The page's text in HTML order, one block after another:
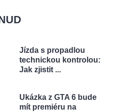
Jízda s propadlou
technickou kontrolou:
Jak zjistit ...
Ukázka z GTA 6 bude
mít premiéru na